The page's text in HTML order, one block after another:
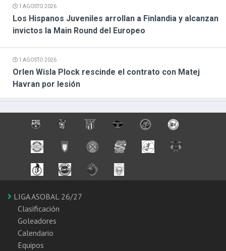
1 AGOSTO 2026
Los Hispanos Juveniles arrollan a Finlandia y alcanzan
invictos la Main Round del Europeo
1 AGOSTO 2026
Orlen Wisla Plock rescinde el contrato con Matej
Havran por lesión
LIGA ASOBAL 26/27
Clasificación
Goleadores
Calendario
Equipos